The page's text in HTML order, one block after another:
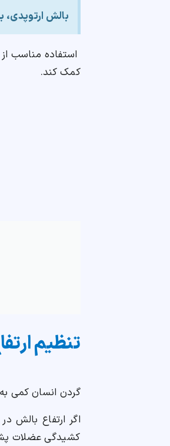
بالش ارتوپدی،
استفاده مناسب از
کمک کند.
تنظیم
گردن انسان کمی
اگر ارتفاع بالش
کشیدگی عضلات